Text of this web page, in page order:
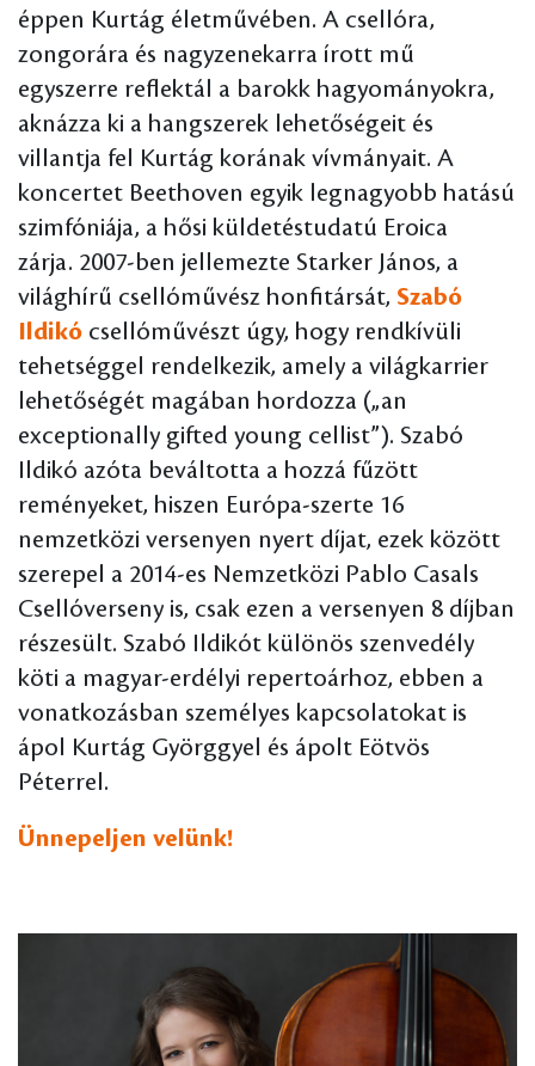
éppen Kurtág életművében. A csellóra,
zongorára és nagyzenekarra írott mű
egyszerre reflektál a barokk hagyományokra,
aknázza ki a hangszerek lehetőségeit és
villantja fel Kurtág korának vívmányait. A
koncertet Beethoven egyik legnagyobb hatású
szimfóniája, a hősi küldetéstudatú Eroica
zárja. 2007-ben jellemezte Starker János, a
világhírű csellóművész honfitársát, Szabó
Ildikó csellóművészt úgy, hogy rendkívüli
tehetséggel rendelkezik, amely a világkarrier
lehetőségét magában hordozza („an
exceptionally gifted young cellist”). Szabó
Ildikó azóta beváltotta a hozzá fűzött
reményeket, hiszen Európa-szerte 16
nemzetközi versenyen nyert díjat, ezek között
szerepel a 2014-es Nemzetközi Pablo Casals
Csellóverseny is, csak ezen a versenyen 8 díjban
részesült. Szabó Ildikót különös szenvedély
köti a magyar-erdélyi repertoárhoz, ebben a
vonatkozásban személyes kapcsolatokat is
ápol Kurtág Györggyel és ápolt Eötvös
Péterrel.
Ünnepeljen velünk!